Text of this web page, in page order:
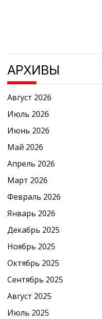
АРХИВЫ
Август 2026
Июль 2026
Июнь 2026
Май 2026
Апрель 2026
Март 2026
Февраль 2026
Январь 2026
Декабрь 2025
Ноябрь 2025
Октябрь 2025
Сентябрь 2025
Август 2025
Июль 2025